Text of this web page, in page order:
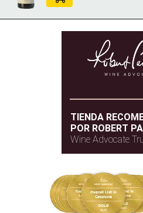
TIENDA
POR ROBERT
Wine Advocate